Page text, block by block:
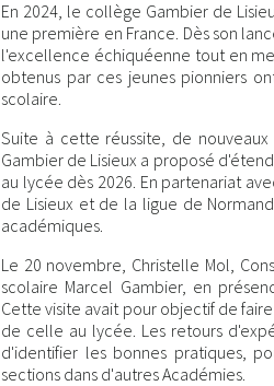
En 2024, le collège Gambier de
une première en France. Dès son
l'excellence échiquéenne tout en
obtenus par ces jeunes pionniers
scolaire.
Suite à cette réussite, de
Gambier de Lisieux a proposé
au lycée dès 2026. En partenariat
de Lisieux et de la ligue de
académiques.
Le 20 novembre, Christelle Mol,
scolaire Marcel Gambier, en
Cette visite avait pour objectif de
de celle au lycée. Les retours
d'identifier les bonnes pratiques,
sections dans d'autres Académies.